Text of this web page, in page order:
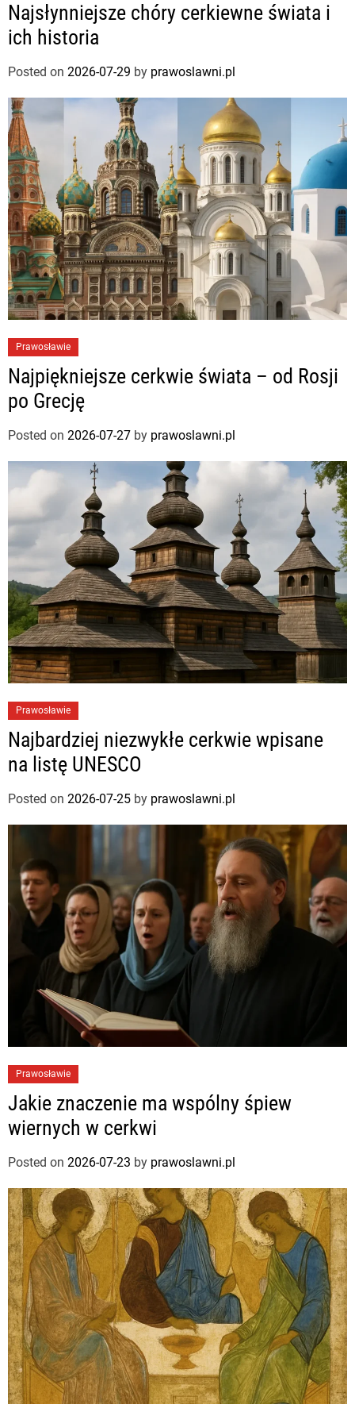
Najsłynniejsze chóry cerkiewne świata i
ich historia
Posted on 2026-07-29 by prawoslawni.pl
Prawosławie
Najpiękniejsze cerkwie świata – od Rosji
po Grecję
Posted on 2026-07-27 by prawoslawni.pl
Prawosławie
Najbardziej niezwykłe cerkwie wpisane
na listę UNESCO
Posted on 2026-07-25 by prawoslawni.pl
Prawosławie
Jakie znaczenie ma wspólny śpiew
wiernych w cerkwi
Posted on 2026-07-23 by prawoslawni.pl